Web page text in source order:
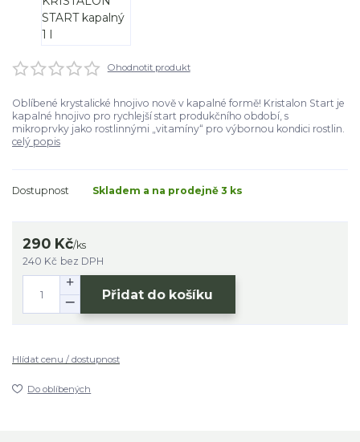
Ohodnotit produkt
Oblíbené krystalické hnojivo nově v kapalné formě! Kristalon Start je
kapalné hnojivo pro rychlejší start produkčního období, s
mikroprvky jako rostlinnými „vitamíny“ pro výbornou kondici rostlin.
celý popis
Dostupnost Skladem a na prodejně 3 ks
290 Kč/ks
240 Kč bez DPH
Přidat do košíku
Hlídat cenu / dostupnost
Do oblíbených